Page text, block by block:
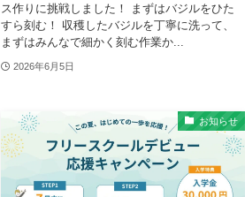
ス作りに挑戦しました！ まずはバジルをひた
すら刻む！ 収穫したバジルを丁寧に洗って、
まずはみんなで細かく刻む作業か...
2026年6月5日
お知らせ